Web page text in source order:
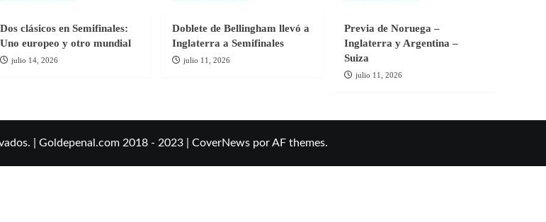
Dos clásicos en Semifinales:
Uno europeo y otro mundial
julio 14, 2026
Doblete de Bellingham llevó a
Inglaterra a Semifinales
julio 11, 2026
Previa de Noruega –
Inglaterra y Argentina –
Suiza
julio 11, 2026
| Goldepenal.com 2018 - 2023 CoverNews por AF themes.